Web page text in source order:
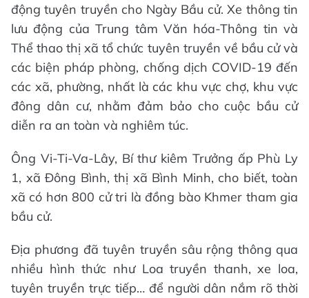
động tuyên truyền cho Ngày Bầu cử. Xe thông tin
lưu động của Trung tâm Văn hóa-Thông tin và
Thể thao thị xã tổ chức tuyên truyền về bầu cử và
các biện pháp phòng, chống dịch COVID-19 đến
các xã, phường, nhất là các khu vực chợ, khu vực
đông dân cư, nhằm đảm bảo cho cuộc bầu cử
diễn ra an toàn và nghiêm túc.
Ông Vi-Ti-Va-Lây, Bí thư kiêm Trưởng ấp Phù Ly
1, xã Đông Bình, thị xã Bình Minh, cho biết, toàn
xã có hơn 800 cử tri là đồng bào Khmer tham gia
bầu cử.
Địa phương đã tuyên truyền sâu rộng thông qua
nhiều hình thức như Loa truyền thanh, xe loa,
tuyên truyền trực tiếp… để người dân nắm rõ thời